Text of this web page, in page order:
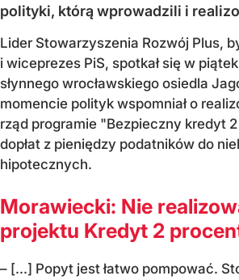
polityki, którą wprowadzili i
Lider Stowarzyszenia Rozwój Plus,
i wiceprezes PiS, spotkał się w
słynnego wrocławskiego osiedla
momencie polityk wspomniał o
rząd programie "Bezpieczny kredyt
dopłat z pieniędzy podatników do
hipotecznych.
Morawiecki: Nie
projektu Kredyt 2
– [...] Popyt jest łatwo pompować.